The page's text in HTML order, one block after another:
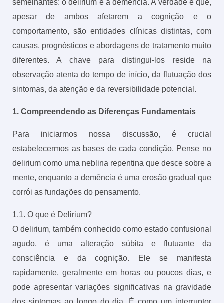
semelhantes: o delirium e a demência. A verdade é que,
apesar de ambos afetarem a cognição e o
comportamento, são entidades clínicas distintas, com
causas, prognósticos e abordagens de tratamento muito
diferentes. A chave para distingui-los reside na
observação atenta do tempo de início, da flutuação dos
sintomas, da atenção e da reversibilidade potencial.
1. Compreendendo as Diferenças Fundamentais
Para iniciarmos nossa discussão, é crucial
estabelecermos as bases de cada condição. Pense no
delirium como uma neblina repentina que desce sobre a
mente, enquanto a demência é uma erosão gradual que
corrói as fundações do pensamento.
1.1. O que é Delirium?
O delirium, também conhecido como estado confusional
agudo, é uma alteração súbita e flutuante da
consciência e da cognição. Ele se manifesta
rapidamente, geralmente em horas ou poucos dias, e
pode apresentar variações significativas na gravidade
dos sintomas ao longo do dia. É como um interruptor